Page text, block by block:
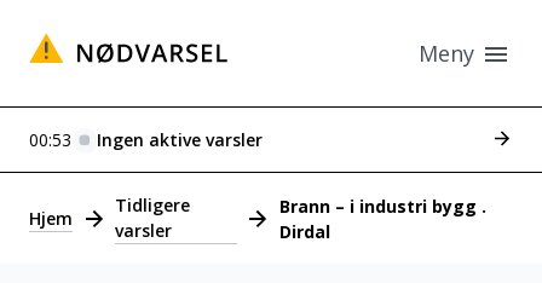
Meny
Varsler
00:53 Ingen aktive varsler Se
Hjem
Tidligere
varsler
Brann – i industri bygg .
Dirdal